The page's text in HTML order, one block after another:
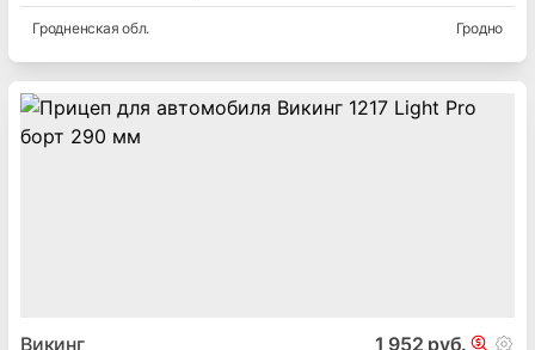
Гродненская обл. Гродно
Викинг 1 952 руб.